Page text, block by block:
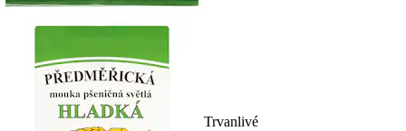
Trvanlivé